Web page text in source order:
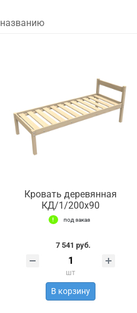
названию
Кровать деревянная
КД/1/200х90
под заказ
7 541 руб.
шт
В корзину